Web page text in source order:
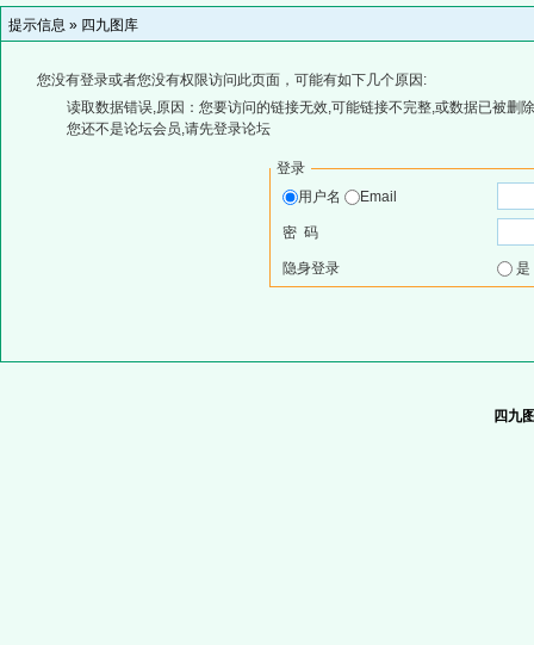
提示信息 » 四九图库
您没有登录或者您没有权限访问此页面，可能有如下几个原因:
读取数据错误,原因：您要访问的链接无效,可能链接不完整,或数据已被删
您还不是论坛会员,请先登录论坛
登录
用户名
Email
密 码
隐身登录
四九